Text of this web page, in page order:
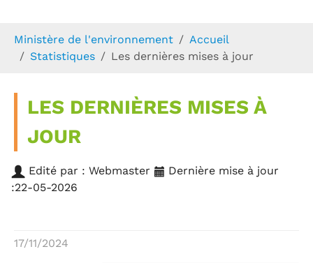
Ministère de l'environnement
Accueil
Statistiques
Les dernières mises à jour
LES DERNIÈRES MISES À
JOUR
Edité par : Webmaster
Dernière mise à jour
:22-05-2026
17/11/2024